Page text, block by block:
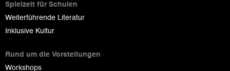
Spielzeit für Schulen
Weiterführende Literatur
Inklusive Kultur
Rund um die Vorstellungen
Workshops